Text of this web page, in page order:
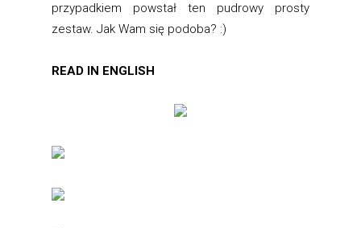
przypadkiem powstał ten pudrowy prosty
zestaw. Jak Wam się podoba? :)
READ IN ENGLISH